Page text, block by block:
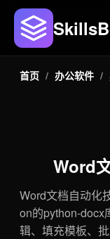
首页 / 办公软件 /
Word
Word文档自动化
on的python-docx
辑、填充模板、